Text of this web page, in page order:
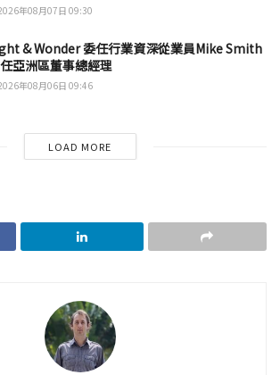
年08月07日 09:30
& Wonder 委任行業資深從業員Mike Smith
亞洲區董事總經理
年08月06日 09:46
LOAD MORE